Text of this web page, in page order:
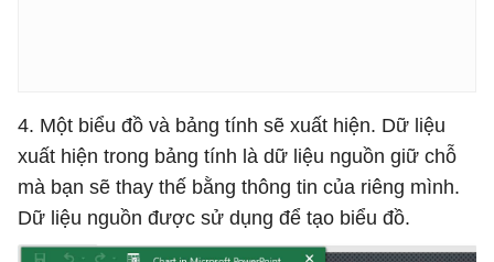
4. Một biểu đồ và bảng tính sẽ xuất hiện. Dữ liệu
xuất hiện trong bảng tính là dữ liệu nguồn giữ chỗ
mà bạn sẽ thay thế bằng thông tin của riêng mình.
Dữ liệu nguồn được sử dụng để tạo biểu đồ.